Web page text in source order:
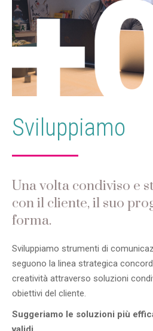
Sviluppiamo
Una volta condiviso e
con il cliente, il suo
forma.
Sviluppiamo strumenti di
seguono la linea strategica
creatività attraverso soluzioni
obiettivi del cliente.
Suggeriamo le soluzioni più